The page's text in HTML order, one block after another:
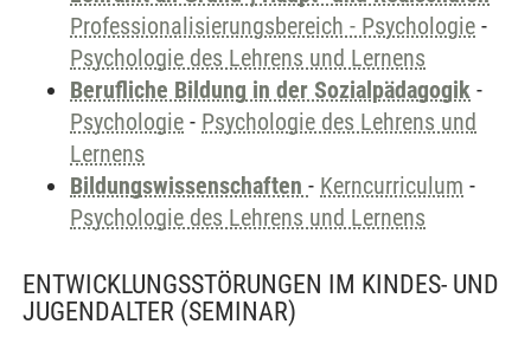
Professionalisierungsbereich - Psychologie -
Psychologie des Lehrens und Lernens
Berufliche Bildung in der Sozialpädagogik -
Psychologie - Psychologie des Lehrens und
Lernens
Bildungswissenschaften - Kerncurriculum -
Psychologie des Lehrens und Lernens
ENTWICKLUNGSSTÖRUNGEN IM KINDES- UND
JUGENDALTER (SEMINAR)